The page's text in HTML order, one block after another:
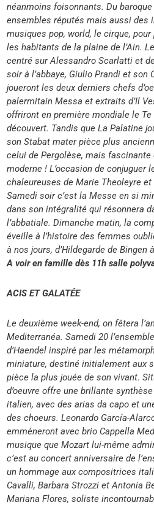
néanmoins foisonnants. Du
ensembles réputés mais aussi des
musiques pop, world, le cirque, pour
les habitants de la plaine de l’Ain.
centré sur Alessandro Scarlatti et
soir à l’abbaye, Giulio Prandi et son
joueront les deux derniers chefs
palermitain Messa et extraits d’Il
offriront en première mondiale le
découvert. Tandis que La Palatine
son Stabat mater pièce plus
celui de Pergolèse, mais
moderne ! L’occasion de conjuguer
chaleureuses de Marie Theoleyre et
Samedi soir c’est la Messe en si
dans son intégralité qui résonnera
l’abbatiale. Dimanche matin, la
éveille à l’histoire des femmes
à nos jours, d’Hildegarde de Bingen
A voir en famille dès 11h salle
ACIS ET GALATÉE
Le deuxième week-end, on fêtera
Mediterranéa. Samedi 20
d’Haendel inspiré par les
miniature, destiné initialement aux
pièce la plus jouée de son vivant.
d’oeuvre offre une brillante
italien, avec des arias da capo et
des choeurs. Leonardo García-
emmèneront avec brio Cappella
musique que Mozart lui-même
c’est au concert anniversaire de
un hommage aux compositrices
Cavalli, Barbara Strozzi et Antonia
Mariana Flores, soliste